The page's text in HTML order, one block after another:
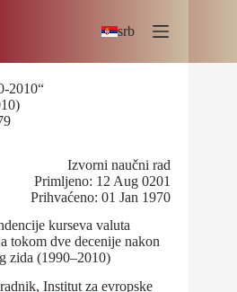
srb
2010“
Izvorni naučni rad
Primljeno: 12 Aug 0201
Prihvaćeno: 01 Jan 1970
kurseva valuta
tokom dve decenije nakon
zida (1990–2010)
Institut za evropske